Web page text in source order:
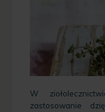
W
zastosowanie